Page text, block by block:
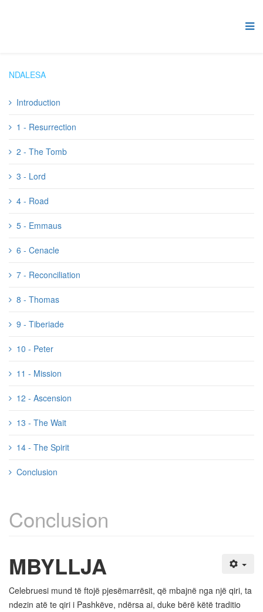
NDALESA
Introduction
1 - Resurrection
2 - The Tomb
3 - Lord
4 - Road
5 - Emmaus
6 - Cenacle
7 - Reconciliation
8 - Thomas
9 - Tiberiade
10 - Peter
11 - Mission
12 - Ascension
13 - The Wait
14 - The Spirit
Conclusion
Conclusion
MBYLLJA
Celebruesi mund të ftojë pjesëmarrësit, që mbajnë nga një qiri, ta
ndezin atë te qiri i Pashkëve, ndërsa ai, duke bërë këtë traditio